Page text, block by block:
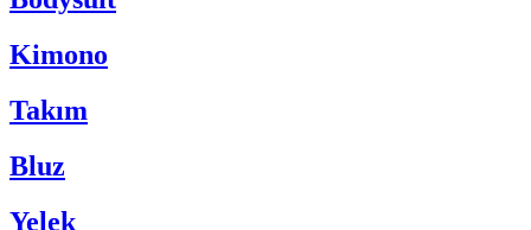
Kimono
Takım
Bluz
Yelek